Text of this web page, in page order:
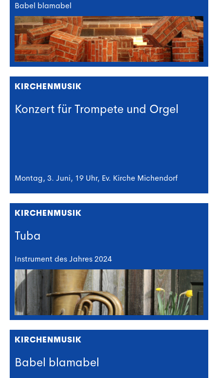
Babel blamabel
KIRCHENMUSIK
Konzert für Trompete und Orgel
Montag, 3. Juni, 19 Uhr, Ev. Kirche Michendorf
KIRCHENMUSIK
Tuba
Instrument des Jahres 2024
KIRCHENMUSIK
Babel blamabel